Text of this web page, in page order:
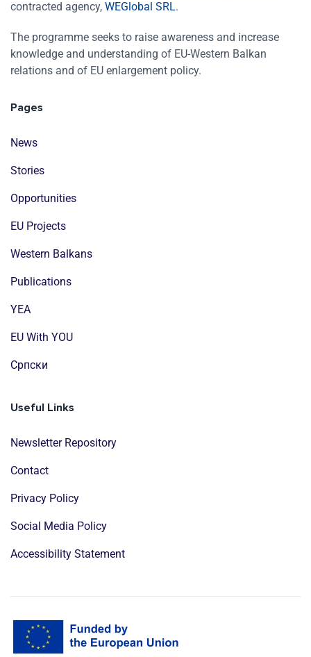
contracted agency, WEGlobal SRL.
The programme seeks to raise awareness and increase
knowledge and understanding of EU-Western Balkan
relations and of EU enlargement policy.
Pages
News
Stories
Opportunities
EU Projects
Western Balkans
Publications
YEA
EU With YOU
Cрпски
Useful Links
Newsletter Repository
Contact
Privacy Policy
Social Media Policy
Accessibility Statement